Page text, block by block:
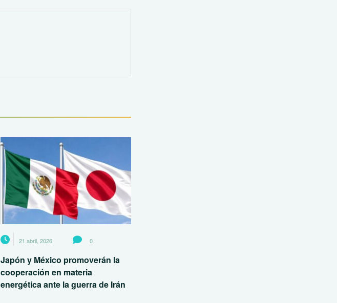
21 abril, 2026 0
Japón y México promoverán la
cooperación en materia
energética ante la guerra de Irán